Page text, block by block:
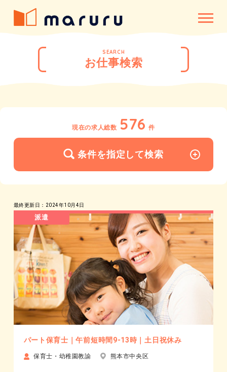
SEARCH
お仕事検索
現在の求人総数 576 件
条件を指定して検索
最終更新日：2024年10月4日
派遣
パート保育士｜午前短時間9-13時｜土日祝休み
保育士・幼稚園教諭 熊本市中央区